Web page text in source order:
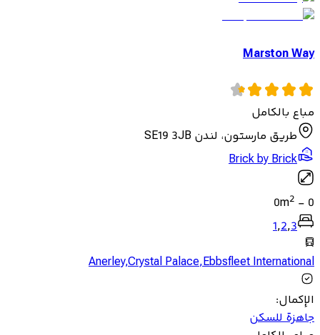
Marston Way
مباع بالكامل
طريق مارستون، لندن SE19 3JB
Brick by Brick
0
-
0m2
1,2,3
Anerley,Crystal Palace,Ebbsfleet International
الإكمال:
جاهزة للسكن